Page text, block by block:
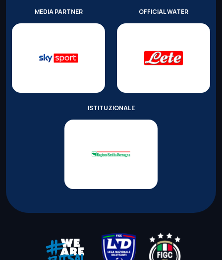
MEDIA PARTNER OFFICIAL WATER
ISTITUZIONALE